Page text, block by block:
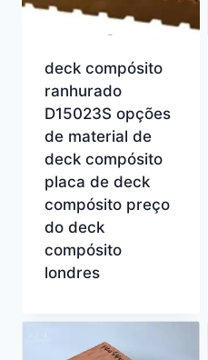
deck compósito
ranhurado
D15023S opções
de material de
deck compósito
placa de deck
compósito preço
do deck
compósito
londres